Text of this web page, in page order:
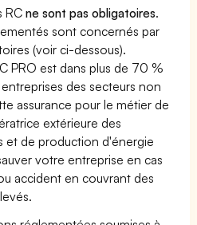
RCne sont pas obligatoires.
sont concernés par
(voir ci-dessous).
PRO est dans plus de 70 %
des secteurs non
assurance pour le métier de
extérieure des
et de production d'énergie
votre entreprise en cas
accident en couvrant des